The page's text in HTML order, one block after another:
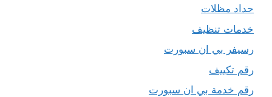
حداد مظلات
خدمات تنظيف
رسيفر بي ان سبورت
رقم تكييف
رقم خدمة بي ان سبورت